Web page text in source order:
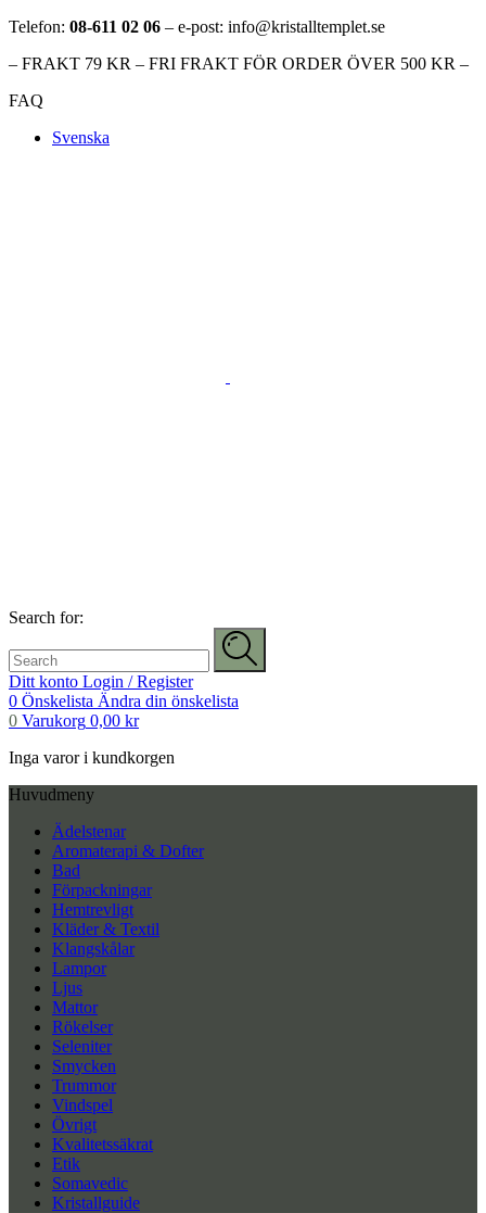
Telefon: 08-611 02 06 – e-post: info@kristalltemplet.se
– FRAKT 79 KR – FRI FRAKT FÖR ORDER ÖVER 500 KR –
FAQ
Svenska
Search for:
Ditt konto Login / Register
0 Önskelista Ändra din önskelista
0 Varukorg 0,00 kr
Inga varor i kundkorgen
Huvudmeny
Ädelstenar
Aromaterapi & Dofter
Bad
Förpackningar
Hemtrevligt
Kläder & Textil
Klangskålar
Lampor
Ljus
Mattor
Rökelser
Seleniter
Smycken
Trummor
Vindspel
Övrigt
Kvalitetssäkrat
Etik
Somavedic
Kristallguide